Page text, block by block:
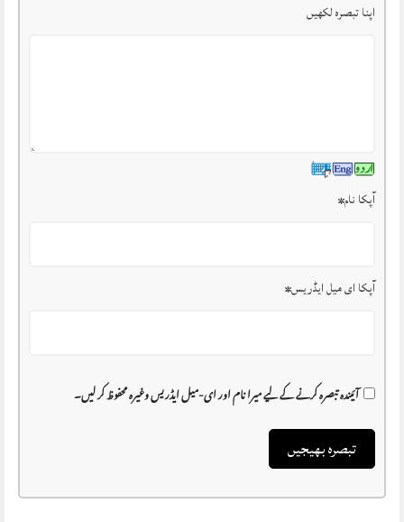
اپنا تبصرہ لکھیں
آپکا نام*
آپکا ای میل ایڈریس*
آئیندہ تبصرہ کرنے کے لیے میرا نام اور ای-میل ایڈریس وغیرہ محفوظ کر لیں۔